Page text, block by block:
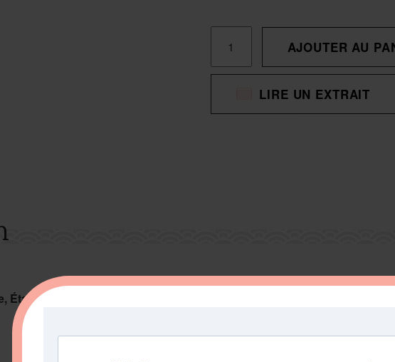
LA
DISPARITION
DE
AJOUTER AU
LIRE UN EXTRAIT
États-Unis.